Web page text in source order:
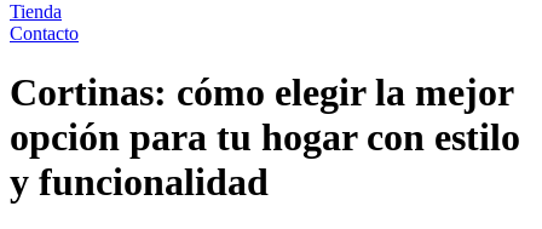
Tienda
Contacto
Cortinas: cómo elegir la mejor
opción para tu hogar con estilo
y funcionalidad